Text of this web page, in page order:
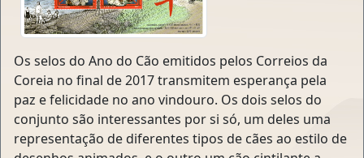
Os selos do Ano do Cão emitidos pelos Correios da
Coreia no final de 2017 transmitem esperança pela
paz e felicidade no ano vindouro. Os dois selos do
conjunto são interessantes por si só, um deles uma
representação de diferentes tipos de cães ao estilo de